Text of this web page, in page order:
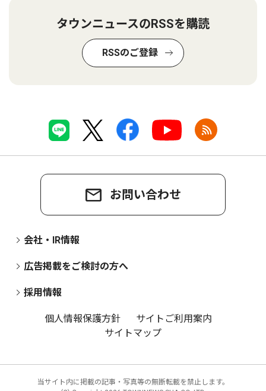
タウンニュースのRSSを購読
RSSのご登録
お問い合わせ
会社・IR情報
広告掲載をご検討の方へ
採用情報
個人情報保護方針
サイトご利用案内
サイトマップ
当サイト内に掲載の記事・写真等の無断転載を禁止します。